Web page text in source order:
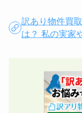
訳あり物件買
は？ 私の実家